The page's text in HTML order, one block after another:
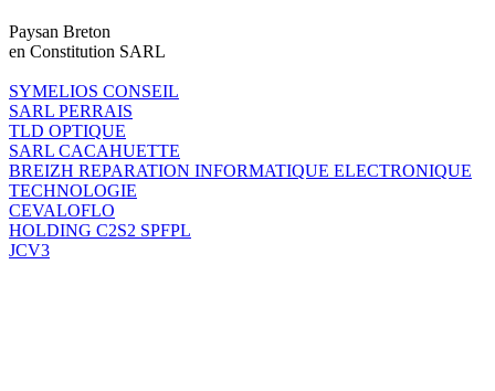
Paysan Breton
en Constitution SARL
SYMELIOS CONSEIL
SARL PERRAIS
TLD OPTIQUE
SARL CACAHUETTE
BREIZH REPARATION INFORMATIQUE ELECTRONIQUE
TECHNOLOGIE
CEVALOFLO
HOLDING C2S2 SPFPL
JCV3